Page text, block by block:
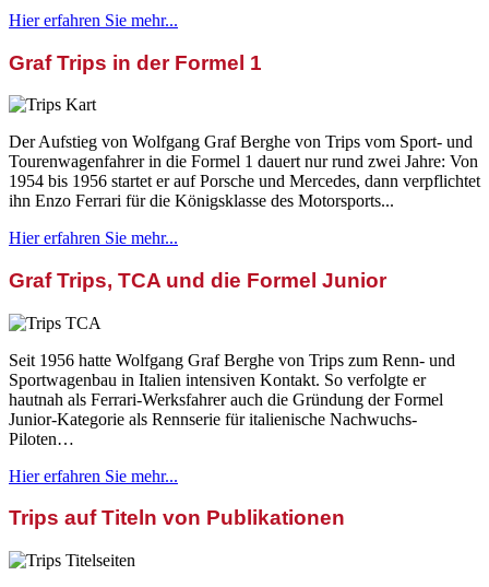
Hier erfahren Sie mehr...
Graf Trips in der Formel 1
Der Aufstieg von Wolfgang Graf Berghe von Trips vom Sport- und
Tourenwagenfahrer in die Formel 1 dauert nur rund zwei Jahre: Von
1954 bis 1956 startet er auf Porsche und Mercedes, dann verpflichtet
ihn Enzo Ferrari für die Königsklasse des Motorsports...
Hier erfahren Sie mehr...
Graf Trips, TCA und die Formel Junior
Seit 1956 hatte Wolfgang Graf Berghe von Trips zum Renn- und
Sportwagenbau in Italien intensiven Kontakt. So verfolgte er
hautnah als Ferrari-Werksfahrer auch die Gründung der Formel
Junior-Kategorie als Rennserie für italienische Nachwuchs-
Piloten…
Hier erfahren Sie mehr...
Trips auf Titeln von Publikationen